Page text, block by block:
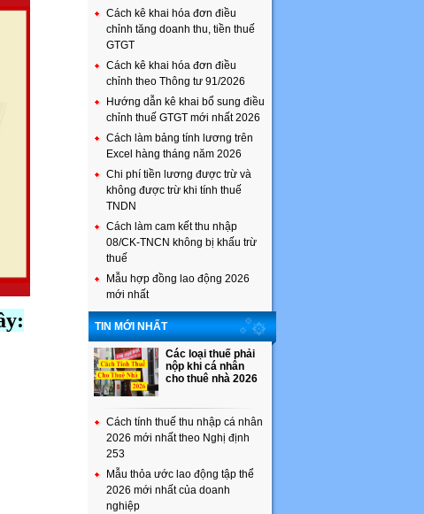
Cách kê khai hóa đơn điều
chỉnh tăng doanh thu, tiền thuế
GTGT
Cách kê khai hóa đơn điều
chỉnh theo Thông tư 91/2026
Hướng dẫn kê khai bổ sung điều
chỉnh thuế GTGT mới nhất 2026
Cách làm bảng tính lương trên
Excel hàng tháng năm 2026
Chi phí tiền lương được trừ và
không được trừ khi tính thuế
TNDN
Cách làm cam kết thu nhập
08/CK-TNCN không bị khấu trừ
thuế
Mẫu hợp đồng lao động 2026
mới nhất
TIN MỚI NHẤT
Các loại thuế phải
nộp khi cá nhân
cho thuê nhà 2026
Cách tính thuế thu nhập cá nhân
2026 mới nhất theo Nghị định
253
Mẫu thỏa ước lao động tập thể
2026 mới nhất của doanh
nghiệp